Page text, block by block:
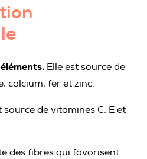
Elle est source de
calcium, fer et zinc.
source de vitamines C, E et
des fibres qui favorisent